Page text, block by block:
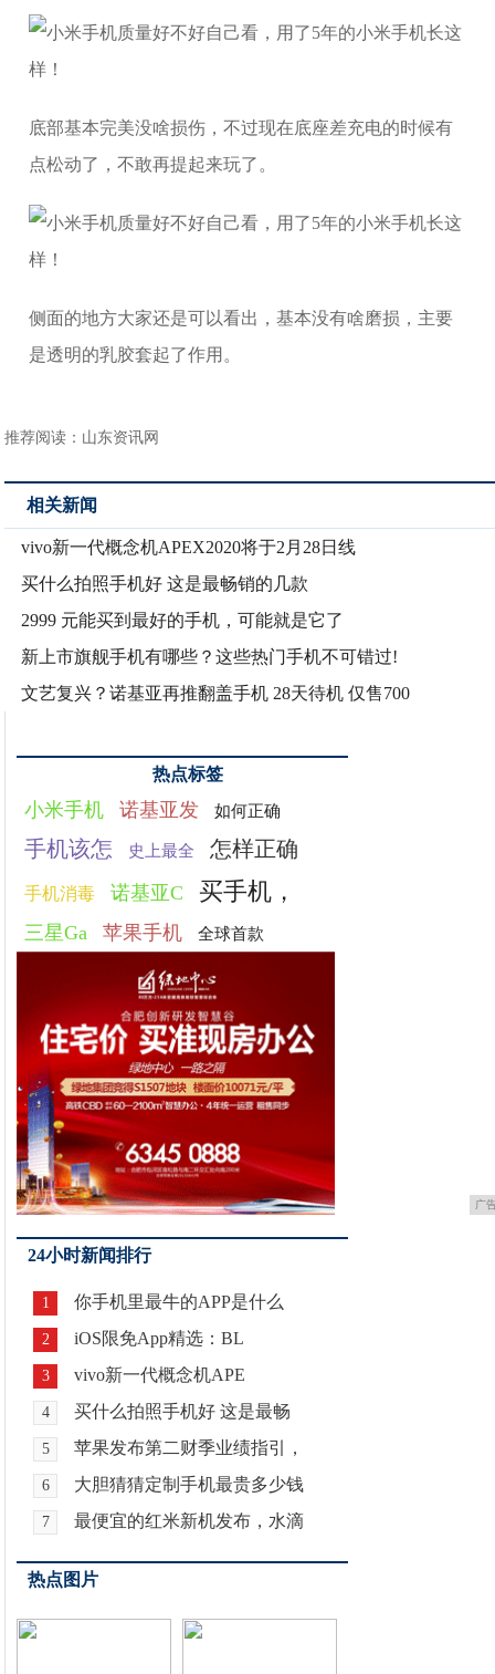
底部基本完美没啥损伤，不过现在底座差充电的时候有
点松动了，不敢再提起来玩了。
侧面的地方大家还是可以看出，基本没有啥磨损，主要
是透明的乳胶套起了作用。
推荐阅读： 山东资讯网
相关新闻
vivo新一代概念机APEX2020将于2月28日线
买什么拍照手机好 这是最畅销的几款
2999 元能买到最好的手机，可能就是它了
新上市旗舰手机有哪些？这些热门手机不可错过!
文艺复兴？诺基亚再推翻盖手机 28天待机 仅售700
热点标签
小米手机 诺基亚发 如何正确
手机该怎 史上最全 怎样正确
手机消毒 诺基亚C 买手机，
三星Ga 苹果手机 全球首款
广
24小时新闻排行
1 你手机里最牛的APP是什么
2 iOS限免App精选：BL
3 vivo新一代概念机APE
4 买什么拍照手机好 这是最畅
5 苹果发布第二财季业绩指引，
6 大胆猜猜定制手机最贵多少钱
7 最便宜的红米新机发布，水滴
热点图片